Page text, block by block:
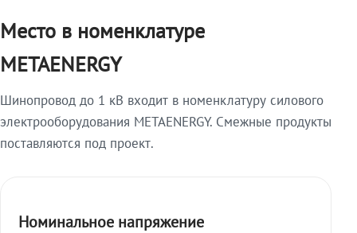
Место в номенклатуре
METAENERGY
Шинопровод до 1 кВ входит в номенклатуру силового
электрооборудования METAENERGY. Смежные продукты
поставляются под проект.
Номинальное напряжение